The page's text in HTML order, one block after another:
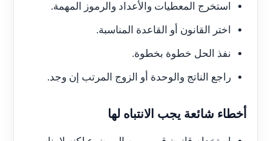
استخرج المعطيات والأعداد والرموز المهمة.
اختر القانون أو القاعدة المناسبة.
نفذ الحل خطوة بخطوة.
راجع الناتج والوحدة أو الزوج المرتب إن وجد.
أخطاء شائعة يجب الانتباه لها